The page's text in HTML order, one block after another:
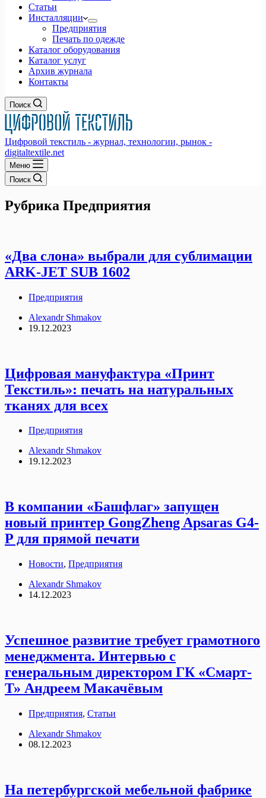
Статьи
Инсталляции
Предприятия
Печать по одежде
Каталог оборудования
Каталог услуг
Архив журнала
Контакты
Поиск
Цифровой текстиль - журнал, технологии, рынок -
digitaltextile.net
Меню
Поиск
Рубрика Предприятия
«Два слона» выбрали для сублимации
ARK-JET SUB 1602
Предприятия
Alexandr Shmakov
19.12.2023
Цифровая мануфактура «Принт
Текстиль»: печать на натуральных
тканях для всех
Предприятия
Alexandr Shmakov
19.12.2023
В компании «Башфлаг» запущен
новый принтер GongZheng Apsaras G4-
P для прямой печати
Новости, Предприятия
Alexandr Shmakov
14.12.2023
Успешное развитие требует грамотного
менеджмента. Интервью с
генеральным директором ГК «Смарт-
Т» Андреем Макачёвым
Предприятия, Статьи
Alexandr Shmakov
08.12.2023
На петербургской мебельной фабрике